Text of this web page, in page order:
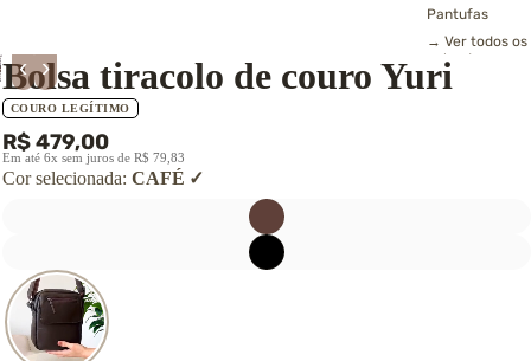
Pantufas
→ Ver todos os
calçados
‹ ›
Bolsa tiracolo de couro Yuri
COURO LEGÍTIMO
R$ 479,00
Em até 6x sem juros de R$ 79,83
Cor selecionada: CAFÉ